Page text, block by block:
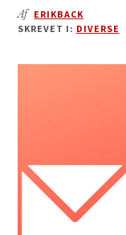
Af ERIKBACK
SKREVET I: DIVERSE